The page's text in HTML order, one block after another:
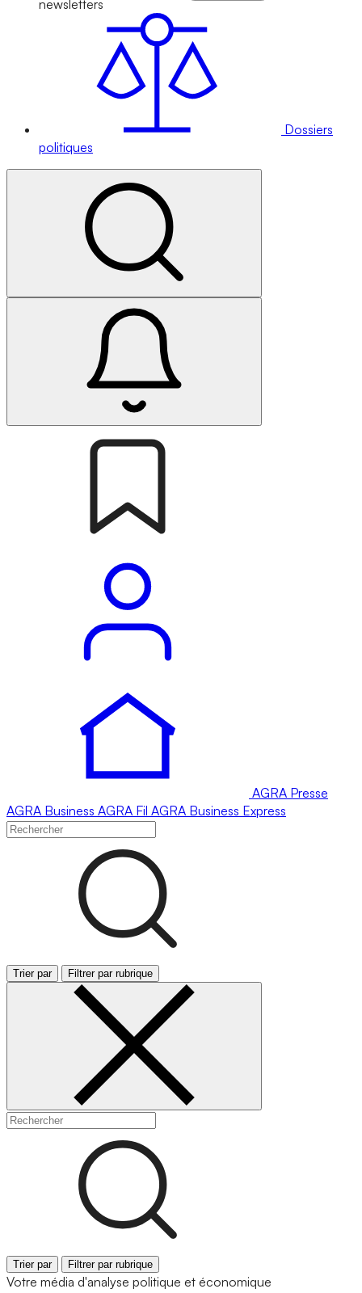
newsletters
Dossiers
politiques
AGRA Presse
AGRA Business AGRA Fil AGRA Business Express
Trier par Filtrer par rubrique
Trier par Filtrer par rubrique
Votre média d'analyse politique et économique